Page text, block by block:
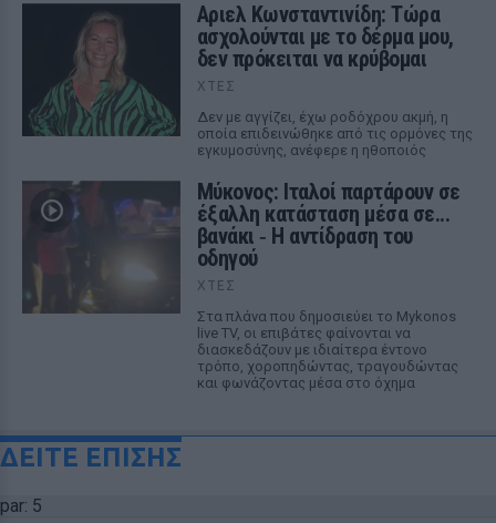
Αριελ Κωνσταντινίδη: Τώρα
ασχολούνται με το δέρμα μου,
δεν πρόκειται να κρύβομαι
ΧΤΕΣ
Δεν με αγγίζει, έχω ροδόχρου ακμή, η
οποία επιδεινώθηκε από τις ορμόνες της
εγκυμοσύνης, ανέφερε η ηθοποιός
Μύκονος: Ιταλοί παρτάρουν σε
έξαλλη κατάσταση μέσα σε...
βανάκι ‑ Η αντίδραση του
οδηγού
ΧΤΕΣ
Στα πλάνα που δημοσιεύει το Mykonos
live TV, οι επιβάτες φαίνονται να
διασκεδάζουν με ιδιαίτερα έντονο
τρόπο, χοροπηδώντας, τραγουδώντας
και φωνάζοντας μέσα στο όχημα
ΔΕΙΤΕ ΕΠΙΣΗΣ
par: 5